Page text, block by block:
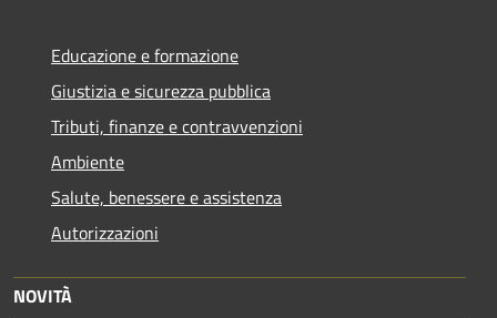
Educazione e formazione
Giustizia e sicurezza pubblica
Tributi, finanze e contravvenzioni
Ambiente
Salute, benessere e assistenza
Autorizzazioni
NOVITÀ